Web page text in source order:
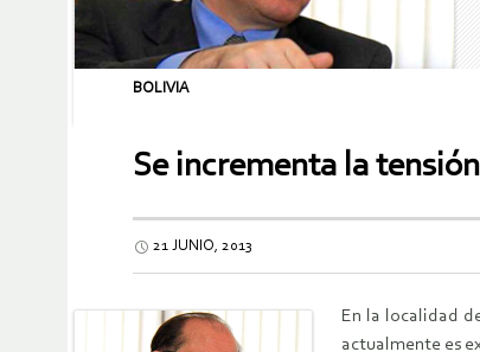
BOLIVIA
Se incrementa la
21 JUNIO, 2013
En la localidad
actualmente es